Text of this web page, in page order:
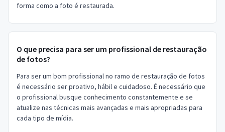
forma como a foto é restaurada.
O que precisa para ser um profissional de restauração
de fotos?
Para ser um bom profissional no ramo de restauração de fotos
é necessário ser proativo, hábil e cuidadoso. É necessário que
o profissional busque conhecimento constantemente e se
atualize nas técnicas mais avançadas e mais apropriadas para
cada tipo de mídia.